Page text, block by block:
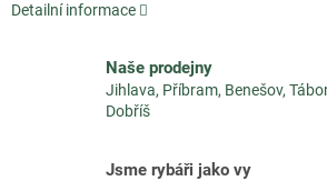
Detailní informace
Naše prodejny
Jihlava, Příbram, Benešov,
Dobříš
Jsme rybáři jako vy